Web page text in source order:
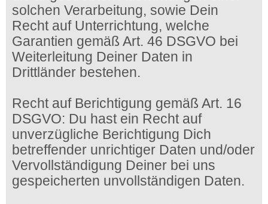
solchen Verarbeitung, sowie Dein
Recht auf Unterrichtung, welche
Garantien gemäß Art. 46 DSGVO bei
Weiterleitung Deiner Daten in
Drittländer bestehen.
Recht auf Berichtigung gemäß Art. 16
DSGVO: Du hast ein Recht auf
unverzügliche Berichtigung Dich
betreffender unrichtiger Daten und/oder
Vervollständigung Deiner bei uns
gespeicherten unvollständigen Daten.